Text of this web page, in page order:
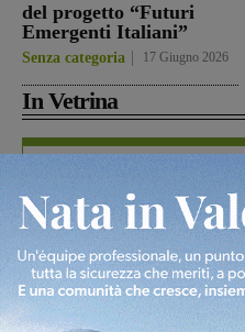
del progetto “Futuri
Emergenti Italiani”
Senza categoria 17 Giugno 2026
In Vetrina